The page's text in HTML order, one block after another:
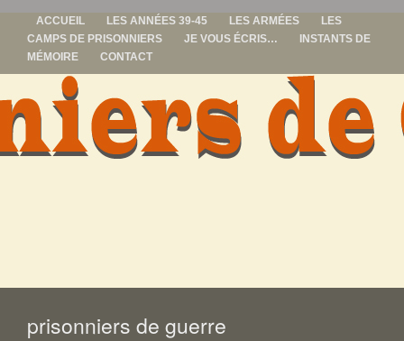
ACCUEIL LES ANNÉES 39-45 LES ARMÉES
LES
CAMPS DE PRISONNIERS
JE VOUS ÉCRIS…
INSTANTS DE
MÉMOIRE
CONTACT
prisonniers de
prisonniers de guerre